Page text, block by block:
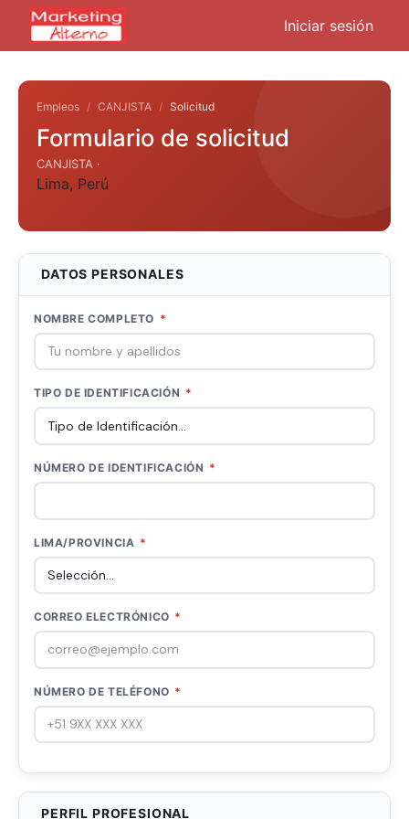
Iniciar sesión
Empleos CANJISTA Solicitud
Formulario de solicitud
CANJISTA ·
Lima, Perú
DATOS PERSONALES
NOMBRE COMPLETO *
TIPO DE IDENTIFICACIÓN *
NÚMERO DE IDENTIFICACIÓN *
LIMA/PROVINCIA *
CORREO ELECTRÓNICO *
NÚMERO DE TELÉFONO *
PERFIL PROFESIONAL